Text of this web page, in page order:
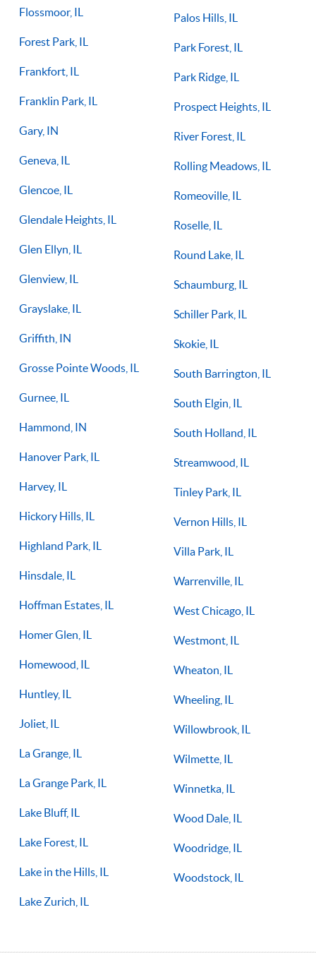
Flossmoor, IL
Forest Park, IL
Frankfort, IL
Franklin Park, IL
Gary, IN
Geneva, IL
Glencoe, IL
Glendale Heights, IL
Glen Ellyn, IL
Glenview, IL
Grayslake, IL
Griffith, IN
Grosse Pointe Woods, IL
Gurnee, IL
Hammond, IN
Hanover Park, IL
Harvey, IL
Hickory Hills, IL
Highland Park, IL
Hinsdale, IL
Hoffman Estates, IL
Homer Glen, IL
Homewood, IL
Huntley, IL
Joliet, IL
La Grange, IL
La Grange Park, IL
Lake Bluff, IL
Lake Forest, IL
Lake in the Hills, IL
Lake Zurich, IL
Palos Hills, IL
Park Forest, IL
Park Ridge, IL
Prospect Heights, IL
River Forest, IL
Rolling Meadows, IL
Romeoville, IL
Roselle, IL
Round Lake, IL
Schaumburg, IL
Schiller Park, IL
Skokie, IL
South Barrington, IL
South Elgin, IL
South Holland, IL
Streamwood, IL
Tinley Park, IL
Vernon Hills, IL
Villa Park, IL
Warrenville, IL
West Chicago, IL
Westmont, IL
Wheaton, IL
Wheeling, IL
Willowbrook, IL
Wilmette, IL
Winnetka, IL
Wood Dale, IL
Woodridge, IL
Woodstock, IL